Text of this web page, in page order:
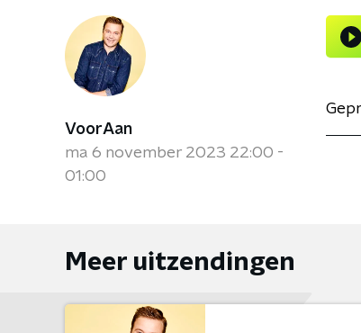
VoorAan
ma 6 november 2023 22:00 -
01:00
Meer uitzendingen